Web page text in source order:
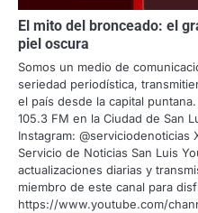
El mito del bronceado: el
piel oscura
Somos un medio de
seriedad periodística,
el país desde la capital
105.3 FM en la Ciudad de San
Instagram: @serviciodenoticias
Servicio de Noticias San Luis
actualizaciones diarias y
miembro de este canal para
https://www.youtube.com/